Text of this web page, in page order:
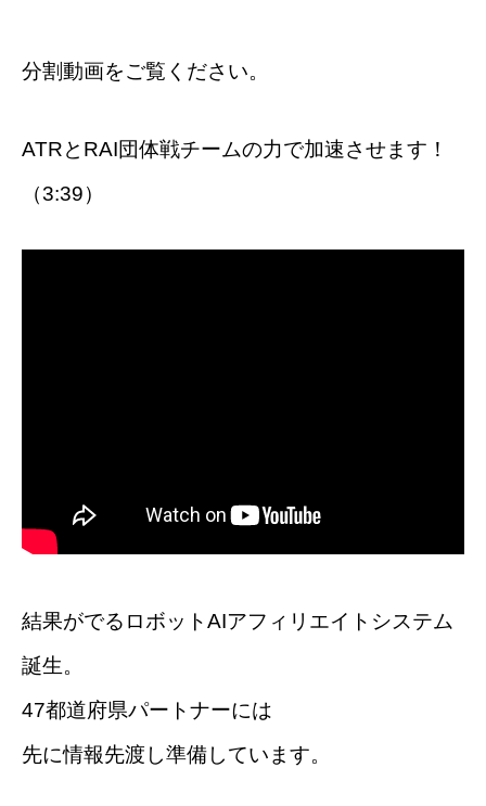
分割動画をご覧ください。
ATRとRAI団体戦チームの力で加速させます！
（3:39）
結果がでるロボットAIアフィリエイトシステム
誕生。
47都道府県パートナーには
先に情報先渡し準備しています。